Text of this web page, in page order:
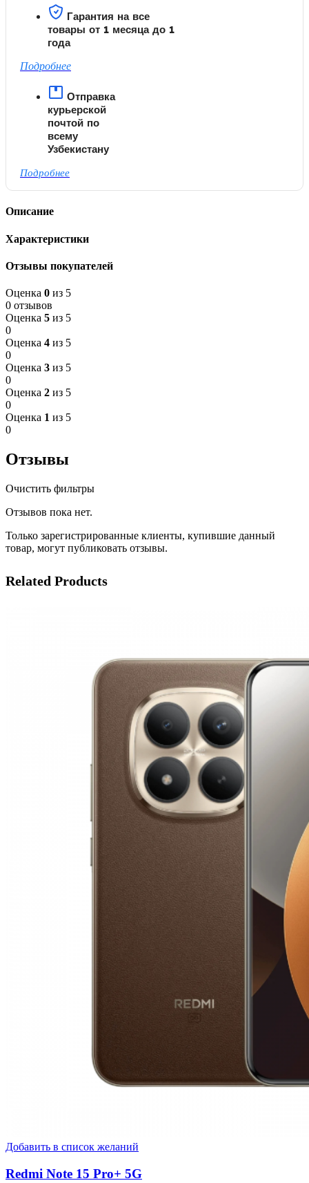
Гарантия на все
товары от 1 месяца до 1
года
Подробнее
Отправка
курьерской
почтой по
всему
Узбекистану
Подробнее
Описание
Характеристики
Отзывы покупателей
Оценка 0 из 5
0 отзывов
Оценка 5 из 5
0
Оценка 4 из 5
0
Оценка 3 из 5
0
Оценка 2 из 5
0
Оценка 1 из 5
0
Отзывы
Очистить фильтры
Отзывов пока нет.
Только зарегистрированные клиенты, купившие данный
товар, могут публиковать отзывы.
Related Products
Добавить в список желаний
Redmi Note 15 Pro+ 5G